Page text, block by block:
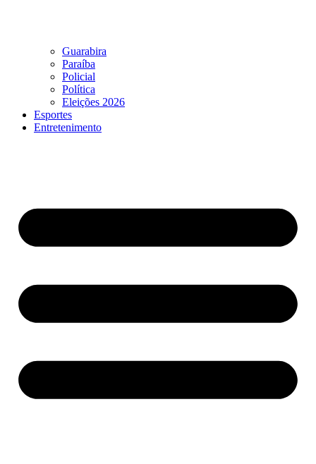
Guarabira
Paraíba
Policial
Política
Eleições 2026
Esportes
Entretenimento